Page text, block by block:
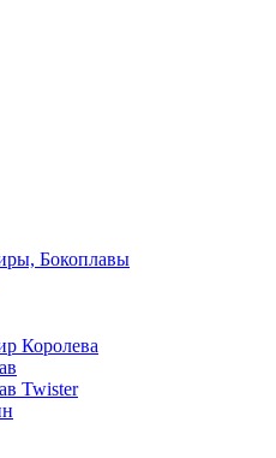
Бокоплавы
Королева
Twister